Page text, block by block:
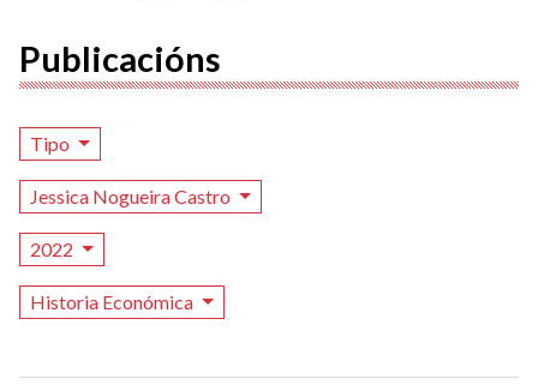
Publicacións
Tipo
Jessica Nogueira Castro
2022
Historia Económica